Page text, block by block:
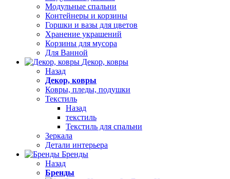
Модульные спальни
Контейнеры и корзины
Горшки и вазы для цветов
Хранение украшений
Корзины для мусора
Для Ванной
Декор, ковры
Назад
Декор, ковры
Ковры, пледы, подушки
Текстиль
Назад
текстиль
Текстиль для спальни
Зеркала
Детали интерьера
Бренды
Назад
Бренды